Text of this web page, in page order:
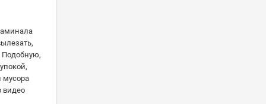
Подобную,
мусора
видео